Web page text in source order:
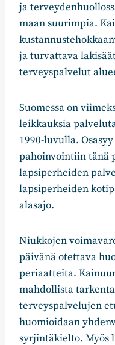
ja
maan suurimpia.
ja turvattava
terveyspalvelut
Suomessa on
leikkauksia
1990-luvulla.
pahoinvointiin tänä
lapsiperheiden
lapsiperheiden
alasajo.
Niukkojen
päivänä otettava
periaatteita.
mahdollista
terveyspalvelujen
huomioidaan
syrjintäkielto. Myös